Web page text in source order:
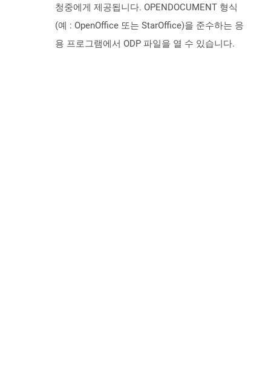
청중에게 제공됩니다. OPENDOCUMENT 형식
(예 : OpenOffice 또는 StarOffice)을 준수하는 응
용 프로그램에서 ODP 파일을 열 수 있습니다.